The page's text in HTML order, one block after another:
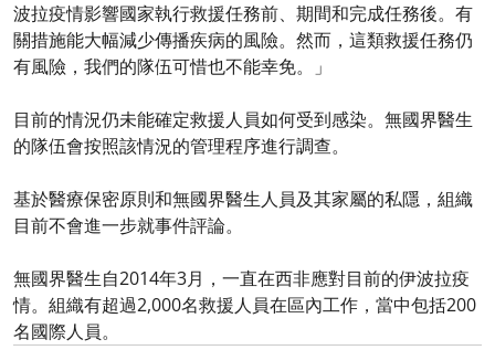
波拉疫情影響國家執行救援任務前、期間和完成任務後。有
關措施能大幅減少傳播疾病的風險。然而，這類救援任務仍
有風險，我們的隊伍可惜也不能幸免。」
目前的情況仍未能確定救援人員如何受到感染。無國界醫生
的隊伍會按照該情況的管理程序進行調查。
基於醫療保密原則和無國界醫生人員及其家屬的私隱，組織
目前不會進一步就事件評論。
無國界醫生自2014年3月，一直在西非應對目前的伊波拉疫
情。組織有超過2,000名救援人員在區內工作，當中包括200
名國際人員。